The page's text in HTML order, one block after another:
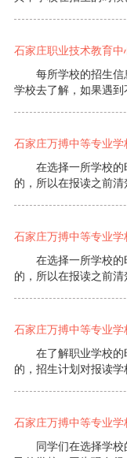
石家庄职业技术教育
每所学校的招生信
学校去了解，如果遇到
石家庄万搏中等专业
在选择一所学校的
的，所以在报读之前清
石家庄万搏中等专业
在选择一所学校的
的，所以在报读之前清
石家庄万搏中等专业
在了解职业学校的
的，招生计划对报读学
石家庄万搏中等专业
同学们在选择学校